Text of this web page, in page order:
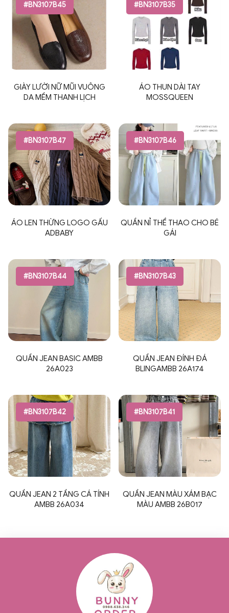
#BN3107B45
GIÀY LƯỜI NỮ MŨI VUÔNG
DA MỀM THANH LỊCH
#BN3107B35
ÁO THUN DÀI TAY
MOSSQUEEN
#BN3107B47
ÁO LEN THỪNG LOGO GẤU
ADBABY
#BN3107B46
QUẦN NỈ THỂ THAO CHO BÉ
GÁI
#BN3107B44
QUẦN JEAN BASIC AMBB
26A023
#BN3107B43
QUẦN JEAN ĐÍNH ĐÁ
BLINGAMBB 26A174
#BN3107B42
QUẦN JEAN 2 TẦNG CÁ TÍNH
AMBB 26A034
#BN3107B41
QUẦN JEAN MÀU XÁM BẠC
MÀU AMBB 26B017